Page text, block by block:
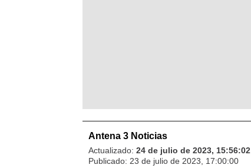
Antena 3 Noticias
Actualizado: 24 de julio de 2023, 15:56:02
Publicado: 23 de julio de 2023, 17:00:00